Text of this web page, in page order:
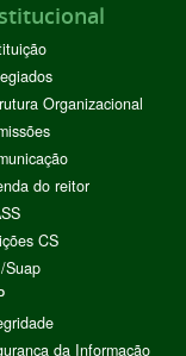
Organizacional
do reitor
CS
Suap
da Informação